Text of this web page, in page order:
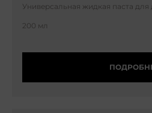
Универсальная жидкая паста
200 мл